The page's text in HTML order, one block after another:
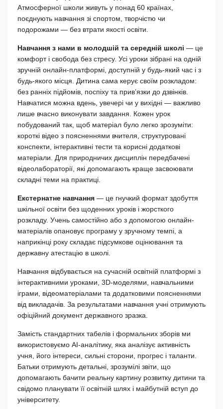
Атмосферної школи живуть у понад 60 країнах,
поєднують навчання зі спортом, творчістю чи
подорожами — без втрати якості освіти.
Навчання з нами в молодшій та середній школі — це
комфорт і свобода без стресу. Усі уроки зібрані на одній
зручній онлайн-платформі, доступній у будь-який час і з
будь-якого місця. Дитина сама керує своїм розкладом:
без ранніх підйомів, поспіху та прив’язки до дзвінків.
Навчатися можна вдень, увечері чи у вихідні — важливо
лише вчасно виконувати завдання. Кожен урок
побудований так, щоб матеріал було легко зрозуміти:
короткі відео з поясненнями вчителя, структуровані
конспекти, інтерактивні тести та корисні додаткові
матеріали. Для природничих дисциплін передбачені
відеолабораторії, які допомагають краще засвоювати
складні теми на практиці.
Екстернатне навчання — це гнучкий формат здобуття
шкільної освіти без щоденних уроків і жорсткого
розкладу. Учень самостійно або з допомогою онлайн-
матеріалів опановує програму у зручному темпі, а
наприкінці року складає підсумкове оцінювання та
державну атестацію в школі.
Навчання відбувається на сучасній освітній платформі з
інтерактивними уроками, 3D-моделями, навчальними
іграми, відеоматеріалами та додатковими поясненнями
від викладачів. За результатами навчання учні отримують
офіційний документ державного зразка.
Замість стандартних табелів і формальних зборів ми
використовуємо AI-аналітику, яка аналізує активність
учня, його інтереси, сильні сторони, прогрес і таланти.
Батьки отримують детальні, зрозумілі звіти, що
допомагають бачити реальну картину розвитку дитини та
свідомо планувати її освітній шлях і майбутній вступ до
університету.